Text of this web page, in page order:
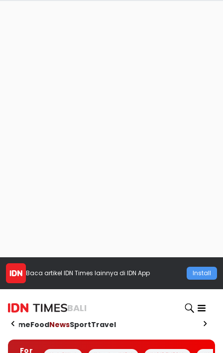
Baca artikel IDN Times lainnya di IDN App Install
BALI
HomeFoodNewsSportTravel
For